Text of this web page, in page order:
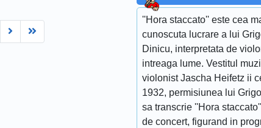
Next
''Hora staccato'' este cea
cunoscuta lucrare a lui
Dinicu, interpretata de
intreaga lume. Vestitul
violonist Jascha Heifetz ii
1932, permisiunea lui
sa transcrie ''Hora
de concert, figurand in